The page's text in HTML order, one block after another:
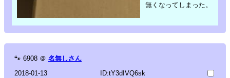
無くなってしまった。
🐾 6908 ＠ 名無しさん
2018-01-13
ID:tY3dIVQ6sk